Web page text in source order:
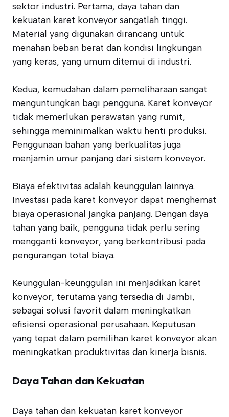
sektor industri. Pertama, daya tahan dan
kekuatan karet konveyor sangatlah tinggi.
Material yang digunakan dirancang untuk
menahan beban berat dan kondisi lingkungan
yang keras, yang umum ditemui di industri.
Kedua, kemudahan dalam pemeliharaan sangat
menguntungkan bagi pengguna. Karet konveyor
tidak memerlukan perawatan yang rumit,
sehingga meminimalkan waktu henti produksi.
Penggunaan bahan yang berkualitas juga
menjamin umur panjang dari sistem konveyor.
Biaya efektivitas adalah keunggulan lainnya.
Investasi pada karet konveyor dapat menghemat
biaya operasional jangka panjang. Dengan daya
tahan yang baik, pengguna tidak perlu sering
mengganti konveyor, yang berkontribusi pada
pengurangan total biaya.
Keunggulan-keunggulan ini menjadikan karet
konveyor, terutama yang tersedia di Jambi,
sebagai solusi favorit dalam meningkatkan
efisiensi operasional perusahaan. Keputusan
yang tepat dalam pemilihan karet konveyor akan
meningkatkan produktivitas dan kinerja bisnis.
Daya Tahan dan Kekuatan
Daya tahan dan kekuatan karet konveyor